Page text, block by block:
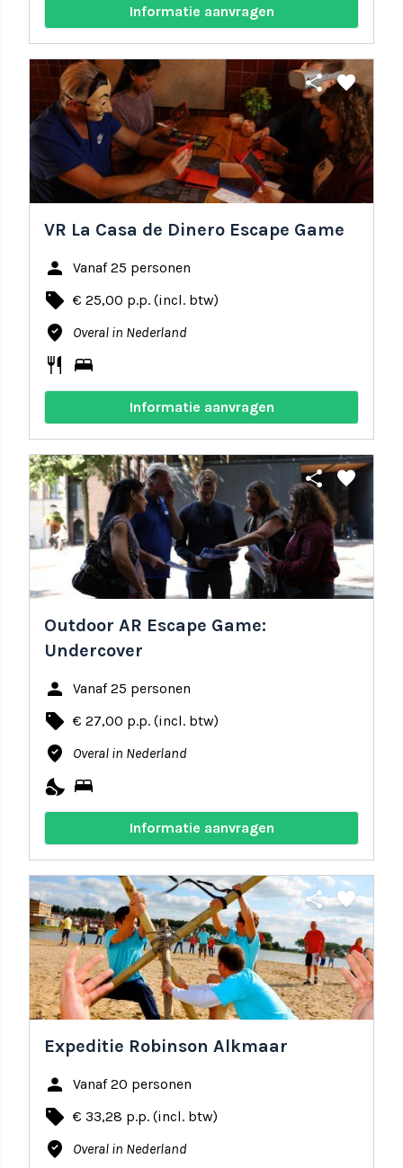
Informatie aanvragen
share favorite
VR La Casa de Dinero Escape Game
person Vanaf 25 personen
local_offer € 25,00 p.p. (incl. btw)
where_to_vote Overal in Nederland
restaurant bed
Informatie aanvragen
share favorite
Outdoor AR Escape Game:
Undercover
person Vanaf 25 personen
local_offer € 27,00 p.p. (incl. btw)
where_to_vote Overal in Nederland
nights_stay bed
Informatie aanvragen
share favorite
Expeditie Robinson Alkmaar
person Vanaf 20 personen
local_offer € 33,28 p.p. (incl. btw)
where_to_vote Overal in Nederland